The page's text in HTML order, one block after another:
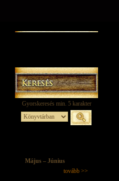
Május – Június
tovább >>